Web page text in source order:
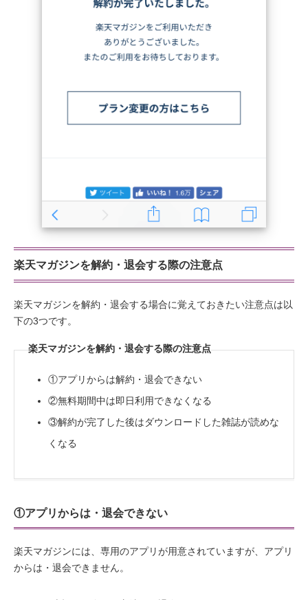
楽天マガジンを解約・退会する際の注意点
楽天マガジンを解約・退会する場合に覚えておきたい注意点は以
下の3つです。
楽天マガジンを解約・退会する際の注意点
①アプリからは解約・退会できない
②無料期間中は即日利用できなくなる
③解約が完了した後はダウンロードした雑誌が読めな
くなる
①アプリからは・退会できない
楽天マガジンには、専用のアプリが用意されていますが、アプリ
からは・退会できません。